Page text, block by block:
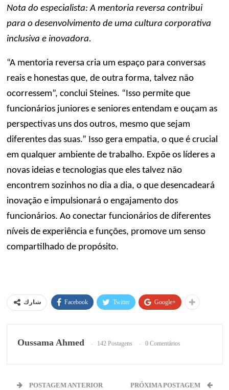
Nota do especialista: A mentoria reversa contribui
para o desenvolvimento de uma cultura corporativa
inclusiva e inovadora.
“A mentoria reversa cria um espaço para conversas
reais e honestas que, de outra forma, talvez não
ocorressem”, conclui Steines. “Isso permite que
funcionários juniores e seniores entendam e ouçam as
perspectivas uns dos outros, mesmo que sejam
diferentes das suas.” Isso gera empatia, o que é crucial
em qualquer ambiente de trabalho. Expõe os líderes a
novas ideias e tecnologias que eles talvez não
encontrem sozinhos no dia a dia, o que desencadeará
inovação e impulsionará o engajamento dos
funcionários. Ao conectar funcionários de diferentes
níveis de experiência e funções, promove um senso
compartilhado de propósito.
شارك Facebook Twitter Google+
Oussama Ahmed 142 Postagens 0 Comentários
POSTAGEM ANTERIOR
PRÓXIMA POSTAGEM